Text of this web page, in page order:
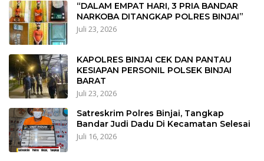
“DALAM EMPAT HARI, 3 PRIA BANDAR
NARKOBA DITANGKAP POLRES BINJAI”
Juli 23, 2026
KAPOLRES BINJAI CEK DAN PANTAU
KESIAPAN PERSONIL POLSEK BINJAI
BARAT
Juli 23, 2026
Satreskrim Polres Binjai, Tangkap
Bandar Judi Dadu Di Kecamatan Selesai
Juli 16, 2026